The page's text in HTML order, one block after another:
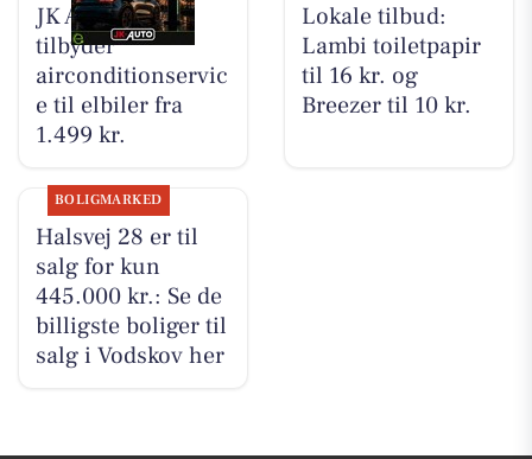
JK Auto ApS
tilbyder
airconditionservic
e til elbiler fra
1.499 kr.
Lokale tilbud:
Lambi toiletpapir
til 16 kr. og
Breezer til 10 kr.
BOLIGMARKED
Halsvej 28 er til
salg for kun
445.000 kr.: Se de
billigste boliger til
salg i Vodskov her